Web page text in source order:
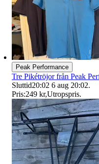
Peak Performance
Tre Pikétröjor från Peak
Sluttid20:02 6 aug 20:02.
Pris:249 kr,Utropspris.